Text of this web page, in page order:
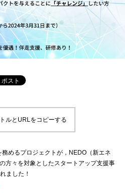
ルとURLをコピーする
めるプロジェクトが，NEDO（新エネ
方々を対象としたスタートアップ支援事
ました！